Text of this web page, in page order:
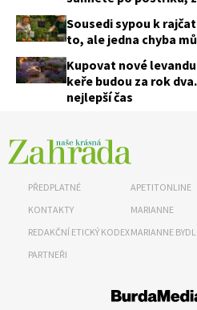
Sousedi sypou k
to, ale jedna chyba
Kupovat nové
keře budou za rok
nejlepší čas
PŘEDPLATNÉ
KONTAKTY
REDAKČNÍ ETICKÝ KODEX
PARTNEŘI
APETITONLINE
MARIANNE
MARIANNE